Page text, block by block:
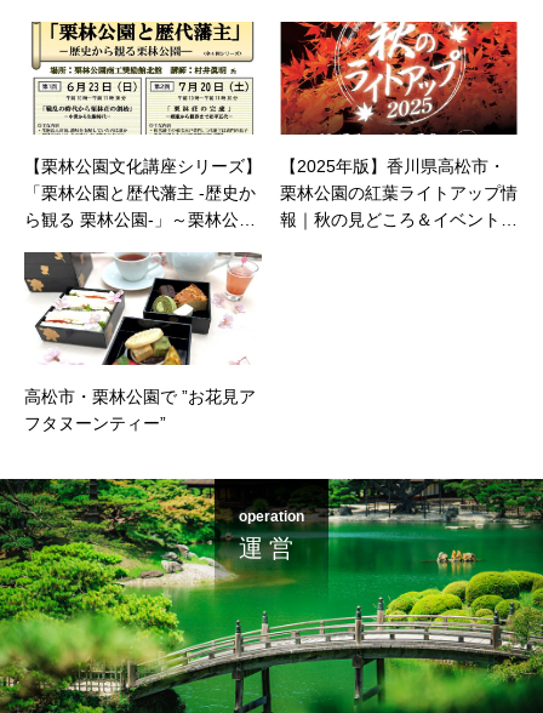
【栗林公園文化講座シリーズ】
「栗林公園と歴代藩主 -歴史か
ら観る 栗林公園-」～栗林公園
【2025年版】香川県高松市・
栗林公園の紅葉ライトアップ情
報｜秋の見どころ＆イベントガ
高松市・栗林公園で ”お花見ア
フタヌーンティー”
operation
運 営